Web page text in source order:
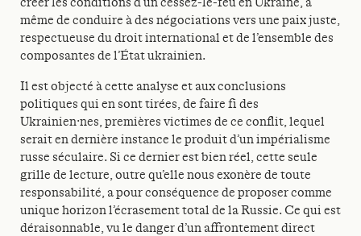
même de conduire à des négociations vers une paix juste,
respectueuse du droit international et de l’ensemble des
composantes de l’État ukrainien.
Il est objecté à cette analyse et aux conclusions
politiques qui en sont tirées, de faire fi des
Ukrainien·nes, premières victimes de ce conflit, lequel
serait en dernière instance le produit d’un impérialisme
russe séculaire. Si ce dernier est bien réel, cette seule
grille de lecture, outre qu’elle nous exonère de toute
responsabilité, a pour conséquence de proposer comme
unique horizon l’écrasement total de la Russie. Ce qui est
déraisonnable, vu le danger d’un affrontement direct